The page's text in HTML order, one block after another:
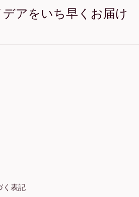
アをいち早くお届け
く表記